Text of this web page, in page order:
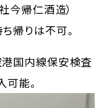
今帰仁酒造）
帰りは不可。
国内線保安検査
可能。